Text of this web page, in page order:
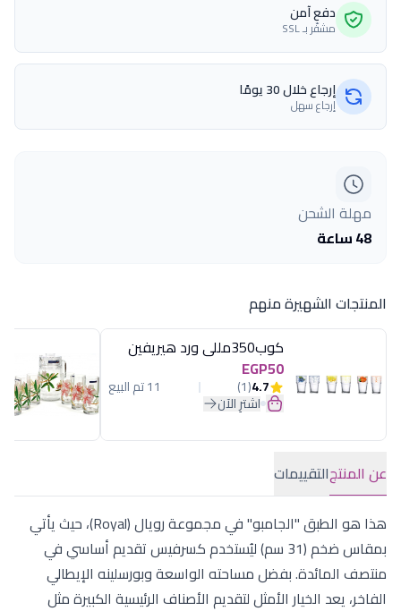
دفع آمن
مشفّر بـ SSL
إرجاع خلال 30 يومًا
إرجاع سهل
مهلة الشحن
48 ساعة
المنتجات الشهيرة منهم
كوب350مللى ورد هيريفين
EGP50
4.7
(1) 11 تم البيع
اشترِ الآن
عن المنتجالتقييمات
هذا هو الطبق "الجامبو" في مجموعة رويال (Royal)، حيث يأتي
بمقاس ضخم (31 سم) ليُستخدم كسرفيس تقديم أساسي في
منتصف المائدة. بفضل مساحته الواسعة وبورسلينه الإيطالي
الفاخر، يعد الخيار الأمثل لتقديم الأصناف الرئيسية الكبيرة مثل